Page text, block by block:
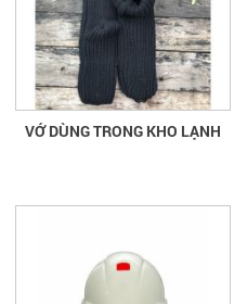
VỚ DÙNG TRONG KHO LẠNH